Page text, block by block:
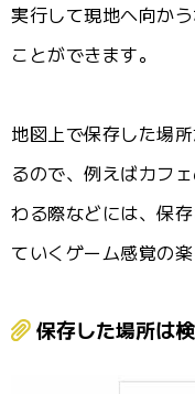
実行して現地へ向か
ことができます。
地図上で保存した場
るので、例えばカフ
わる際などには、保
ていくゲーム感覚の楽
保存した場所は